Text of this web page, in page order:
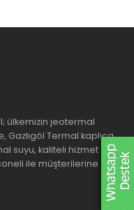
ülkemizin jeotermal
Gazlıgöl Termal kaplıca
suyu, kaliteli hizmet
ile müşterilerine ev